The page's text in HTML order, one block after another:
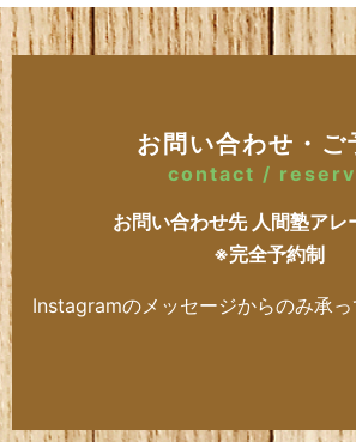
お問い合わせ・ご
contact /
お問い合わせ先 人間塾アレ
※完全予約制
Instagramのメッセージからのみ承っ